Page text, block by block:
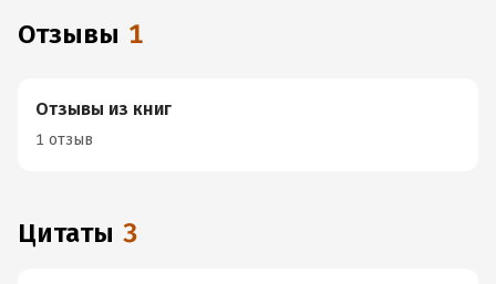
Отзывы 1
Отзывы из книг
1 отзыв
Цитаты 3